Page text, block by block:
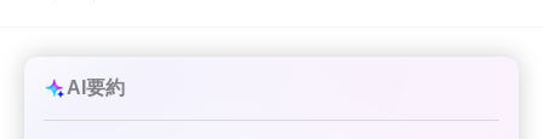
AI要約